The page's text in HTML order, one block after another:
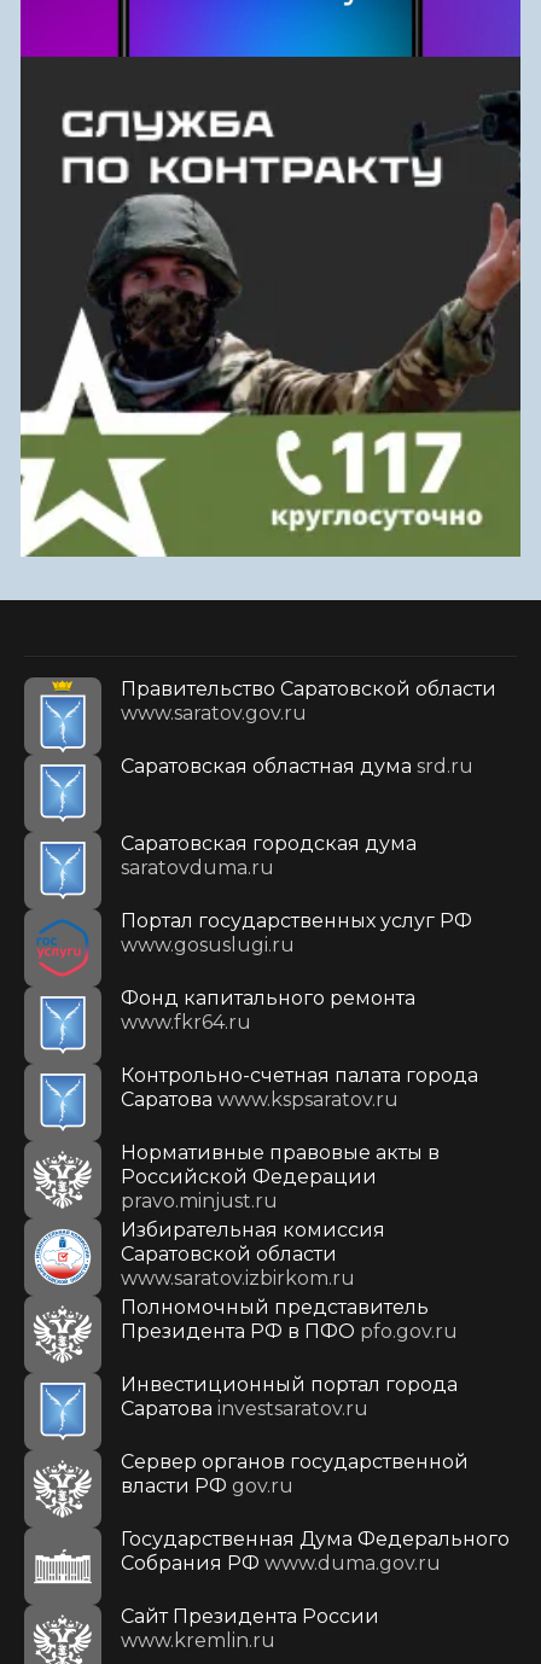
Правительство Саратовской области
www.saratov.gov.ru
Саратовская областная дума srd.ru
Саратовская городская дума
saratovduma.ru
Портал государственных услуг РФ
www.gosuslugi.ru
Фонд капитального ремонта
www.fkr64.ru
Контрольно-счетная палата города
Саратова www.kspsaratov.ru
Нормативные правовые акты в
Российской Федерации
pravo.minjust.ru
Избирательная комиссия
Саратовской области
www.saratov.izbirkom.ru
Полномочный представитель
Президента РФ в ПФО pfo.gov.ru
Инвестиционный портал города
Саратова investsaratov.ru
Сервер органов государственной
власти РФ gov.ru
Государственная Дума Федерального
Собрания РФ www.duma.gov.ru
Cайт Президента России
www.kremlin.ru